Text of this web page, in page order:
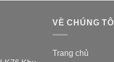
VỀ CHÚNG TÔI
Trang chủ